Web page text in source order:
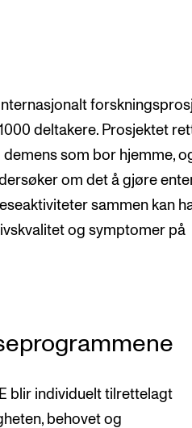
deltakere. Prosjektet
som bor hjemme,
om det å gjøre
sammen kan
og symptomer på
blir individuelt tilrettelagt
behovet og